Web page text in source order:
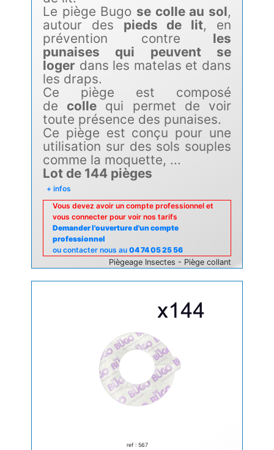
Le piège Bugo se colle au sol,
autour des pieds de lit, en
prévention contre les
punaises qui peuvent se
loger dans les matelas et dans
les draps.
Ce piège est composé
decolle qui permet de voir
toute présence des punaises.
Ce piège est conçu pour une
utilisation sur des sols souples
comme la moquette, ...
Lot de 144 pièges
+ infos
Vous devez avoir un compte professionnel et
vous connecter pour voir nos tarifs
Demander l'ouverture d'un compte
professionnel
ou contacter nous au 04 74 05 25 56
Piègeage Insectes - Piège collant
ref : 567